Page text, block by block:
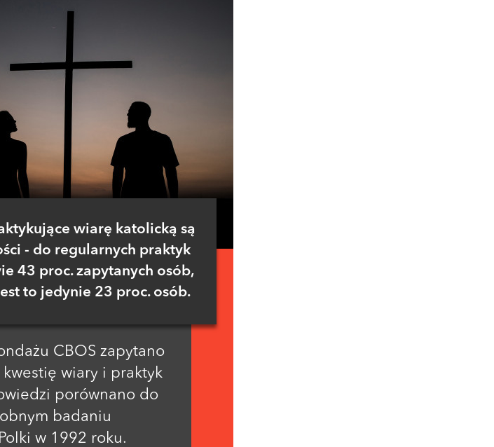
wiarę katolicką są
- do regularnych praktyk
43 proc. zapytanych osób,
to jedynie 23 proc. osób.
CBOS zapytano
wiary i praktyk
porównano do
badaniu
w 1992 roku.